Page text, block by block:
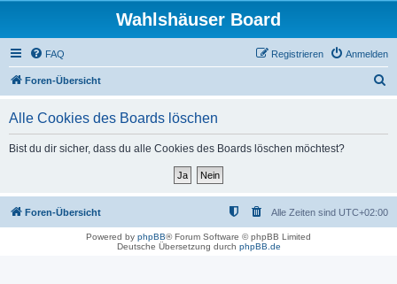
Wahlshäuser Board
FAQ Anmelden
Registrieren
Foren-Übersicht
Alle Cookies des Boards löschen
Bist du dir sicher, dass du alle Cookies des Boards löschen möchtest?
Foren-Übersicht Alle Zeiten sind UTC+02:00
Powered by phpBB® Forum Software © phpBB Limited
Deutsche Übersetzung durch phpBB.de